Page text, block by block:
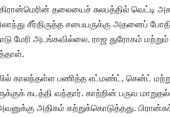
கிரான்மெரின் தலையைச் சுலபத்தில்
சீர்திருத்த சபையருக்கு அதனைப்
மேரி அடங்கவில்லை. ராஜ துரோகம்
காலந்தள்ள பணித்த எட்மண்ட், கென்ட்
கடத்தி வந்தார். காற்றின் பருவ
அதிகம் கற்றுக்கொடுத்தது.